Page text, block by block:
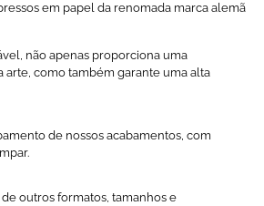
em papel da renomada marca alemã
não apenas proporciona uma
arte, como também garante uma alta
de nossos acabamentos, com
outros formatos, tamanhos e